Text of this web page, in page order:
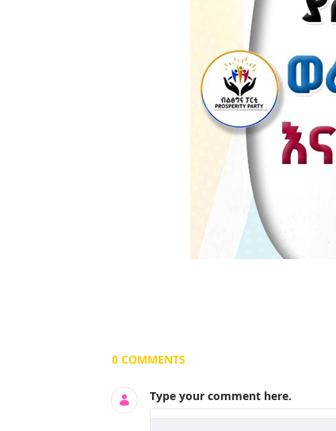
Documents and Media
0 COMMENTS
Type your comment here.